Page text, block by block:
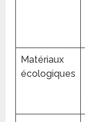
Matériaux
écologiques